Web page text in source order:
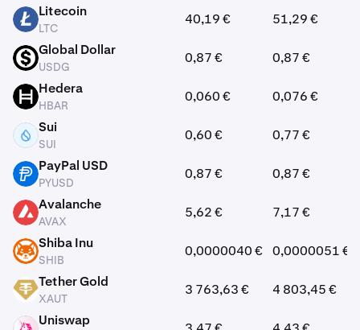
LTC Litecoin
LTC
40,19 € 51,29 €
USDG Global Dollar
USDG
0,87 € 0,87 €
HBAR Hedera
HBAR
0,060 € 0,076 €
SUI Sui
SUI
0,60 € 0,77 €
PYUSD PayPal USD
PYUSD
0,87 € 0,87 €
AVAX Avalanche
AVAX
5,62 € 7,17 €
SHIB Shiba Inu
SHIB
0,0000040 € 0,0000051 €
XAUT Tether Gold
XAUT
3 763,63 € 4 803,45 €
UNI Uniswap